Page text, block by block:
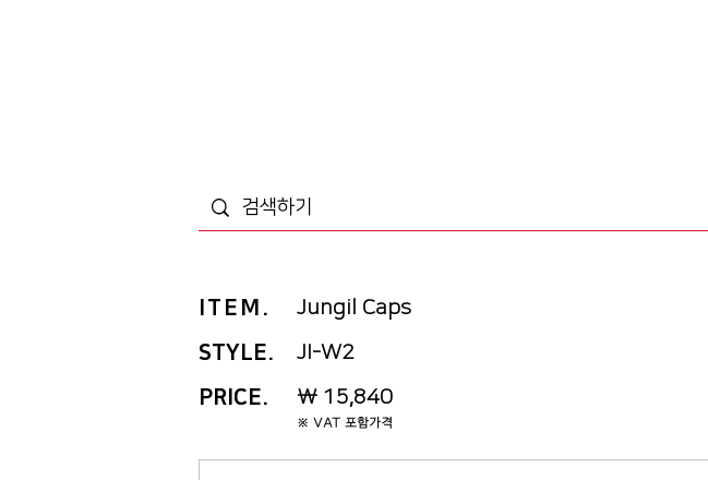
ITEM .
Jungil Caps
STYLE.
JI-W2
PRICE.
※ VAT 포함가격
₩ 15,840